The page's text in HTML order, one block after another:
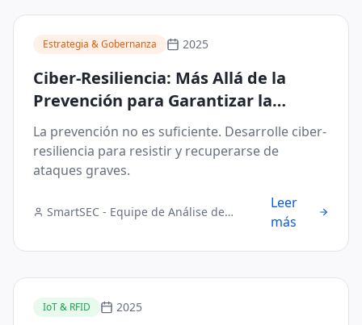
Estrategia & Gobernanza 2025
Ciber-Resiliencia: Más Allá de la
Prevención para Garantizar la
Continuidad del Negocio
La prevención no es suficiente. Desarrolle ciber-
resiliencia para resistir y recuperarse de
ataques graves.
SmartSEC - Equipe de Análise de
Leer
más
IoT & RFID 2025